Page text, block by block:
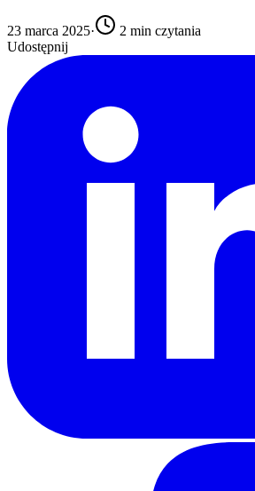
23 marca 2025· 2 min czytania
Udostępnij